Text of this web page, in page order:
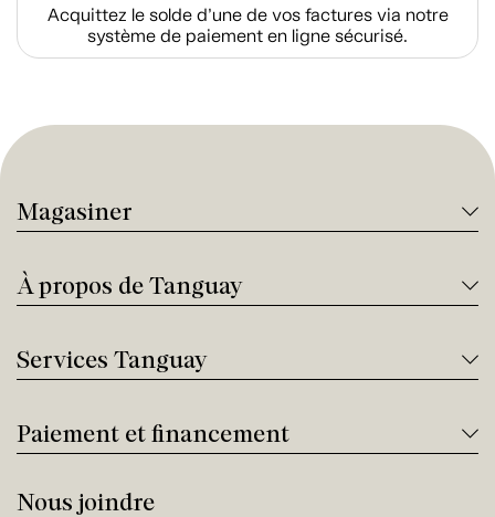
Acquittez le solde d’une de vos factures via notre
système de paiement en ligne sécurisé.
Magasiner
À propos de Tanguay
Services Tanguay
Paiement et financement
Nous joindre